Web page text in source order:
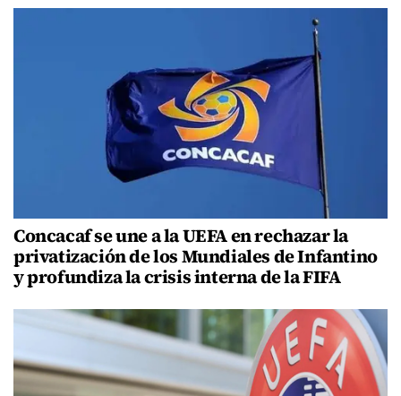
Concacaf se une a la UEFA en rechazar la
privatización de los Mundiales de Infantino
y profundiza la crisis interna de la FIFA